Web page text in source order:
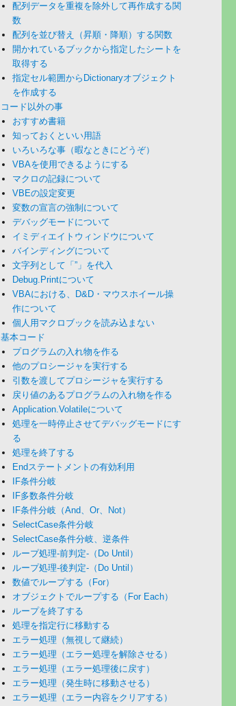
配列データを重複を除外して再作成する関
数
配列を並び替え（昇順・降順）する関数
開かれているブックから指定したシートを
取得する
指定セル範囲からDictionaryオブジェクト
を作成する
コード以外の事
おすすめ書籍
知っておくといい用語
いろいろな事（暇なときにどうぞ）
VBAを使用できるようにする
マクロの記録について
VBEの設定変更
変数の宣言の強制について
デバッグモードについて
イミディエイトウィンドウについて
バインディングについて
文字列として「”」を代入
Debug.Printについて
VBAにおける、D&D・マウスホイール操
作について
個人用マクロブックを読み込まない
基本コード
プログラムの入れ物を作る
他のプロシージャを実行する
引数を渡してプロシージャを実行する
戻り値のあるプログラムの入れ物を作る
Application.Volatileについて
処理を一時停止させてデバッグモードにす
る
処理を終了する
Endステートメントの有効利用
IF条件分岐
IF多数条件分岐
IF条件分岐（And、Or、Not）
SelectCase条件分岐
SelectCase条件分岐、逆条件
ループ処理-前判定-（Do Until）
ループ処理-後判定-（Do Until）
数値でループする（For）
オブジェクトでループする（For Each）
ループを終了する
処理を指定行に移動する
エラー処理（無視して継続）
エラー処理（エラー処理を解除させる）
エラー処理（エラー処理後に戻す）
エラー処理（発生時に移動させる）
エラー処理（エラー内容をクリアする）